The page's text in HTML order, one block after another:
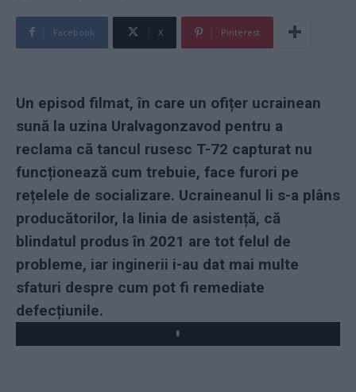
Facebook X Pinterest
Un episod filmat, în care un ofițer ucrainean
sună la uzina Uralvagonzavod pentru a
reclama că tancul rusesc T-72 capturat nu
funcționează cum trebuie, face furori pe
rețelele de socializare. Ucraineanul li s-a plâns
producătorilor, la linia de asistență, că
blindatul produs în 2021 are tot felul de
probleme, iar inginerii i-au dat mai multe
sfaturi despre cum pot fi remediate
defecțiunile.
Play